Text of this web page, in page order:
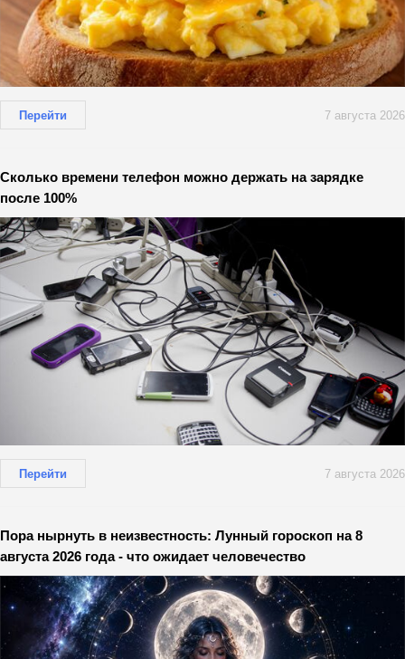
Перейти 7 августа 2026
Сколько времени телефон можно держать на зарядке
после 100%
Перейти 7 августа 2026
Пора нырнуть в неизвестность: Лунный гороскоп на 8
августа 2026 года - что ожидает человечество